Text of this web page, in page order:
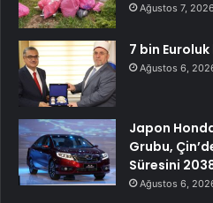
Ağustos 7, 2026
7 bin
Ağustos 6,
Japon
Grubu,
Süresini
Ağustos 6,